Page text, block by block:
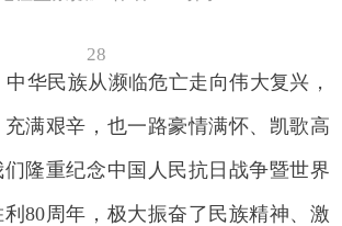
28
中华民族从濒临危亡走向伟大复兴，
满艰辛，也一路豪情满怀、凯歌高
隆重纪念中国人民抗日战争暨世界
80周年，极大振奋了民族精神、激